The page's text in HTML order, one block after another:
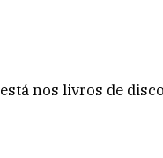
está nos livros de